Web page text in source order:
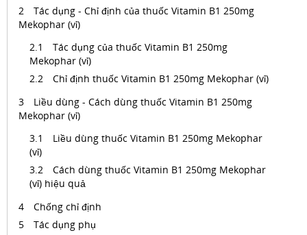
Tác dụng - Chỉ định của thuốc Vitamin B1 250mg
Mekophar (vỉ)
Tác dụng của thuốc Vitamin B1 250mg
Mekophar (vỉ)
Chỉ định thuốc Vitamin B1 250mg Mekophar (vỉ)
Liều dùng - Cách dùng thuốc Vitamin B1 250mg
Mekophar (vỉ)
Liều dùng thuốc Vitamin B1 250mg Mekophar
(vỉ)
Cách dùng thuốc Vitamin B1 250mg Mekophar
(vỉ) hiệu quả
Chống chỉ định
Tác dụng phụ